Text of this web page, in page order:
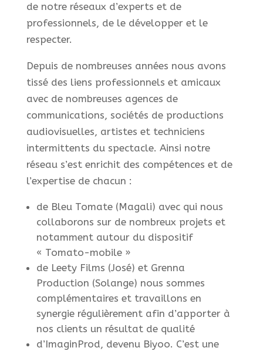
de notre réseaux d’experts et de
professionnels, de le développer et le
respecter.
Depuis de nombreuses années nous avons
tissé des liens professionnels et amicaux
avec de nombreuses agences de
communications, sociétés de productions
audiovisuelles, artistes et techniciens
intermittents du spectacle. Ainsi notre
réseau s’est enrichit des compétences et de
l’expertise de chacun :
de Bleu Tomate (Magali) avec qui nous
collaborons sur de nombreux projets et
notamment autour du dispositif
« Tomato-mobile »
de Leety Films (José) et Grenna
Production (Solange) nous sommes
complémentaires et travaillons en
synergie régulièrement afin d’apporter à
nos clients un résultat de qualité
d’ImaginProd, devenu Biyoo. C’est une